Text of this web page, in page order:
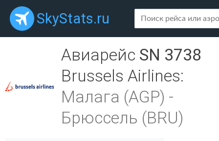
SkyStats.ru
Авиарейс SN 3738
Brussels Airlines:
Малага (AGP) -
Брюссель (BRU)